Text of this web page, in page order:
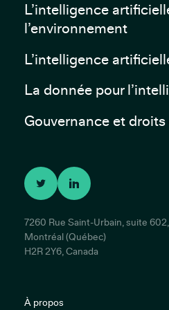
L’intelligence
l’environnement
L’intelligence
La donnée pour
Gouvernance et
7260 Rue Saint-Urbain, suite 602,
Montréal (Québec)
H2R 2Y6, Canada
À propos